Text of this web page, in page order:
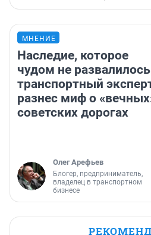
МНЕНИЕ
Наследие, которое
чудом не
транспортный
разнес миф о
советских дорогах
Олег Арефьев
Блогер, предприниматель,
владелец в транспортном
бизнесе